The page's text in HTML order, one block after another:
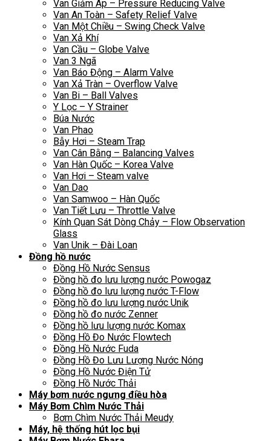
Van Giảm Áp – Pressure Reducing Valve
Van An Toàn – Safety Relief Valve
Van Một Chiều – Swing Check Valve
Van Xả Khí
Van Cầu – Globe Valve
Van 3 Ngã
Van Báo Động – Alarm Valve
Van Xả Tràn – Overflow Valve
Van Bi – Ball Valves
Y Lọc – Y Strainer
Búa Nước
Van Phao
Bẫy Hơi – Steam Trap
Van Cân Bằng – Balancing Valves
Van Hàn Quốc – Korea Valve
Van Hơi – Steam valve
Van Dao
Van Samwoo – Hàn Quốc
Van Tiết Lưu – Throttle Valve
Kính Quan Sát Dòng Chảy – Flow Observation
Glass
Van Unik – Đài Loan
Đồng hồ nước
Đồng Hồ Nước Sensus
Đồng hồ đo lưu lượng nước Powogaz
Đồng hồ đo lưu lượng nước T-Flow
Đồng hồ đo lưu lượng nước Unik
Đồng hồ đo nước Zenner
Đồng hồ lưu lượng nước Komax
Đồng Hồ Đo Nước Flowtech
Đồng Hồ Nước Fuda
Đồng Hồ Đo Lưu Lượng Nước Nóng
Đồng Hồ Nước Điện Tử
Đồng Hồ Nước Thải
Máy bơm nước ngưng điều hòa
Máy Bơm Chìm Nước Thải
Bơm Chìm Nước Thải Meudy
Máy, hệ thống hút lọc bụi